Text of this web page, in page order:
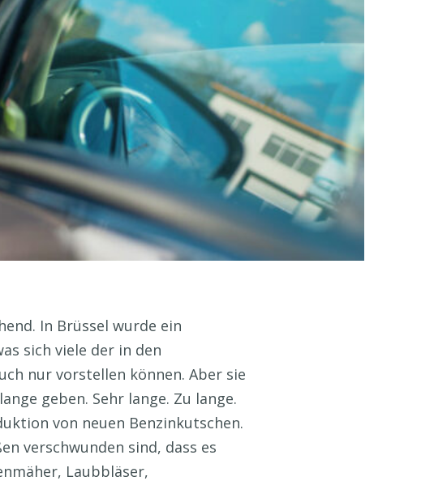
In Brüssel wurde ein
sich viele der in den
nur vorstellen können. Aber sie
geben. Sehr lange. Zu lange.
von neuen Benzinkutschen.
verschwunden sind, dass es
Laubbläser,